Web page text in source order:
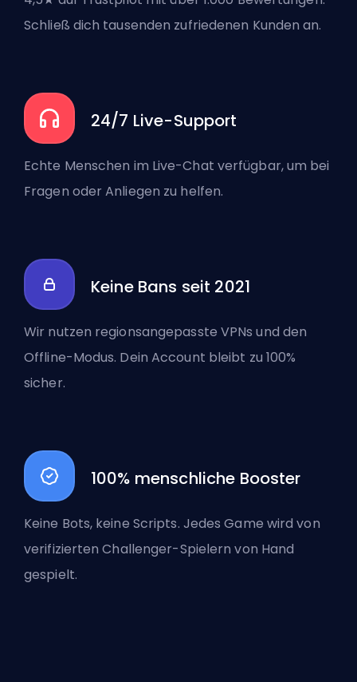
Schließ dich tausenden zufriedenen Kunden an.
24/7 Live-Support
Echte Menschen im Live-Chat verfügbar, um bei
Fragen oder Anliegen zu helfen.
Keine Bans seit 2021
Wir nutzen regionsangepasste VPNs und den
Offline-Modus. Dein Account bleibt zu 100%
sicher.
100% menschliche Booster
Keine Bots, keine Scripts. Jedes Game wird von
verifizierten Challenger-Spielern von Hand
gespielt.